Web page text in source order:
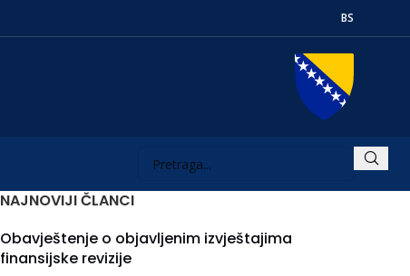
BS
NAJNOVIJI ČLANCI
Obavještenje o objavljenim izvještajima
finansijske revizije